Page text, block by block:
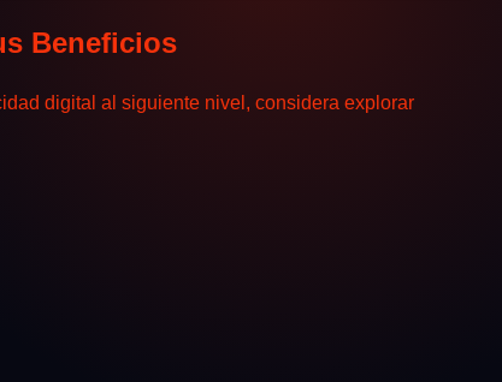
Beneficios
digital al siguiente nivel, considera explorar